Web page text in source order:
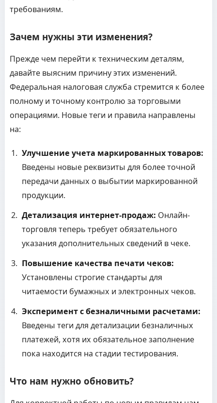
требованиям.
Зачем нужны эти изменения?
Прежде чем перейти к техническим деталям,
давайте выясним причину этих изменений.
Федеральная налоговая служба стремится к более
полному и точному контролю за торговыми
операциями. Новые теги и правила направлены
на:
Улучшение учета маркированных товаров:
Введены новые реквизиты для более точной
передачи данных о выбытии маркированной
продукции.
Детализация интернет-продаж: Онлайн-
торговля теперь требует обязательного
указания дополнительных сведений в чеке.
Повышение качества печати чеков:
Установлены строгие стандарты для
читаемости бумажных и электронных чеков.
Эксперимент с безналичными расчетами:
Введены теги для детализации безналичных
платежей, хотя их обязательное заполнение
пока находится на стадии тестирования.
Что нам нужно обновить?